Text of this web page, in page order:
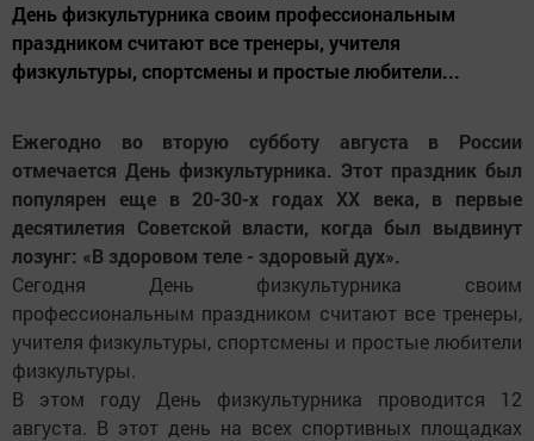
День физкультурника своим профессиональным
праздником считают все тренеры, учителя
физкультуры, спортсмены и простые любители...
Ежегодно во вторую субботу августа в России
отмечается День физкультурника. Этот праздник был
популярен еще в 20-30-х годах XX века, в первые
десятилетия Советской власти, когда был выдвинут
лозунг: «В здоровом теле - здоровый дух».
Сегодня День физкультурника своим
профессиональным праздником считают все тренеры,
учителя физкультуры, спортсмены и простые любители
физкультуры.
В этом году День физкультурника проводится 12
августа. В этот день на всех спортивных площадках